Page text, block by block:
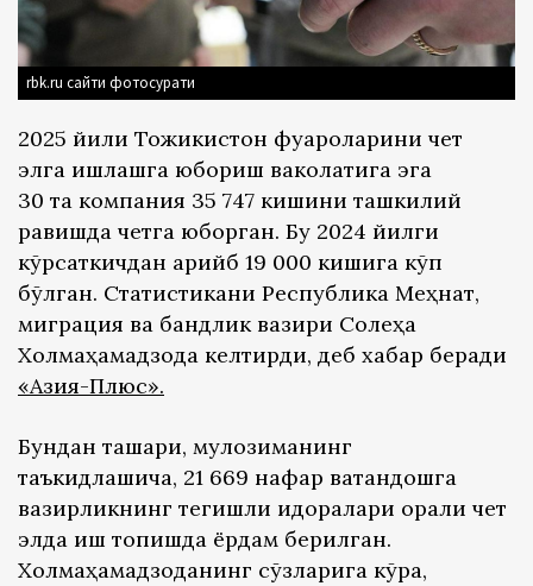
rbk.ru сайти фотосурати
2025 йили Тожикистон фуқароларини чет
элга ишлашга юбориш ваколатига эга
30 та компания 35 747 кишини ташкилий
равишда четга юборган. Бу 2024 йилги
кўрсаткичдан қарийб 19 000 кишига кўп
бўлган. Статистикани Республика Меҳнат,
миграция ва бандлик вазири Солеҳа
Холмаҳамадзода келтирди, деб хабар беради
«Азия-Плюс».
Бундан ташқари, мулозиманинг
таъкидлашича, 21 669 нафар ватандошга
вазирликнинг тегишли идоралари орқали чет
элда иш топишда ёрдам берилган.
Холмаҳамадзоданинг сўзларига кўра,